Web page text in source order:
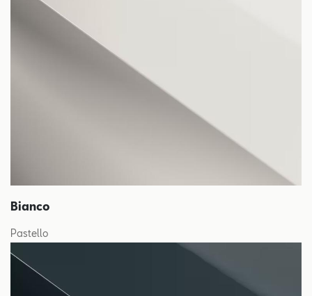
Bianco
Pastello